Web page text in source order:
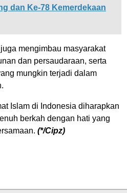
dan Ke-78 Kemerdekaan
mengimbau masyarakat
dan persaudaraan, serta
mungkin terjadi dalam
Islam di Indonesia diharapkan
berkah dengan hati yang
(*/Cipz)